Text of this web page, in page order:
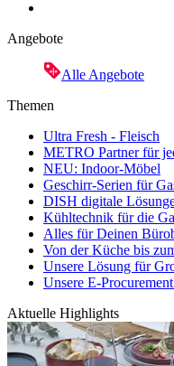
Angebote
Alle Angebote
Themen
Ultra Fresh - Fleisch
METRO Partner für
NEU: Indoor-Möbel
Geschirr-Serien für
DISH digitale
Kühltechnik für die
Alles für Deinen
Von der Küche bis
Unsere Lösung für
Unsere E-
Aktuelle Highlights